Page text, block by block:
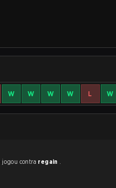
W W W W L W
jogou contra regain .